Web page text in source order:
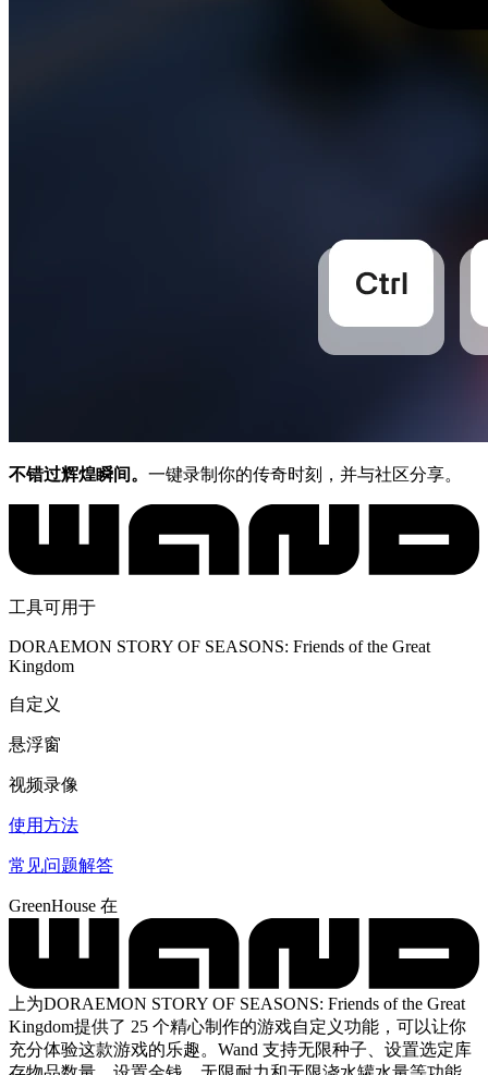
不错过辉煌瞬间。 一键录制你的传奇时刻，并与社区分享。
工具可用于
DORAEMON STORY OF SEASONS: Friends of the Great
Kingdom
自定义
悬浮窗
视频录像
使用方法
常见问题解答
GreenHouse 在
上为DORAEMON STORY OF SEASONS: Friends of the Great
Kingdom提供了 25 个精心制作的游戏自定义功能，可以让你
充分体验这款游戏的乐趣。Wand 支持无限种子、设置选定库